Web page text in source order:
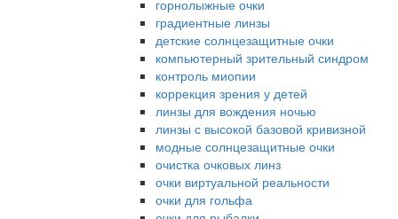
горнолыжные очки
градиентные линзы
детские солнцезащитные очки
компьютерный зрительный синдром
контроль миопии
коррекция зрения у детей
линзы для вождения ночью
линзы с высокой базовой кривизной
модные солнцезащитные очки
очистка очковых линз
очки виртуальной реальности
очки для гольфа